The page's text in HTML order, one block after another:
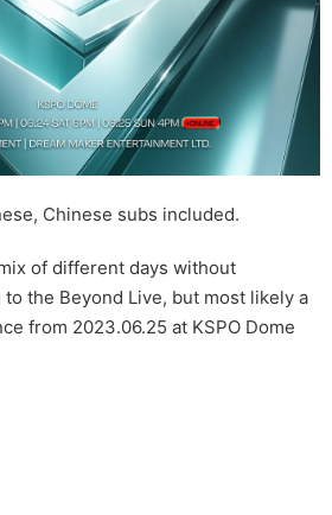
Chinese subs included.
of different days without
the Beyond Live, but most likely a
from 2023.06.25 at KSPO Dome